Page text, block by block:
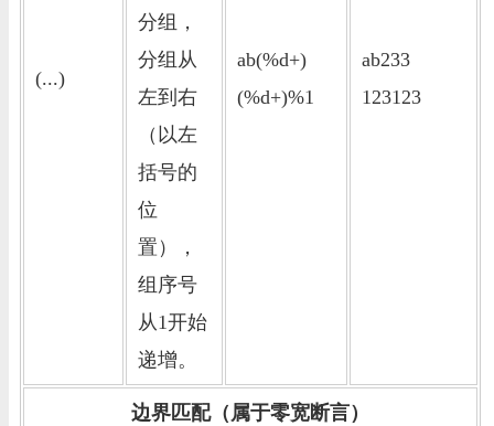
(...)
分组，
分组从
左到右
（以左
括号的
位
置），
组序号
从1开始
递增。
ab(%d+)
(%d+)%1
ab233
123123
边界匹配（属于零宽断言）